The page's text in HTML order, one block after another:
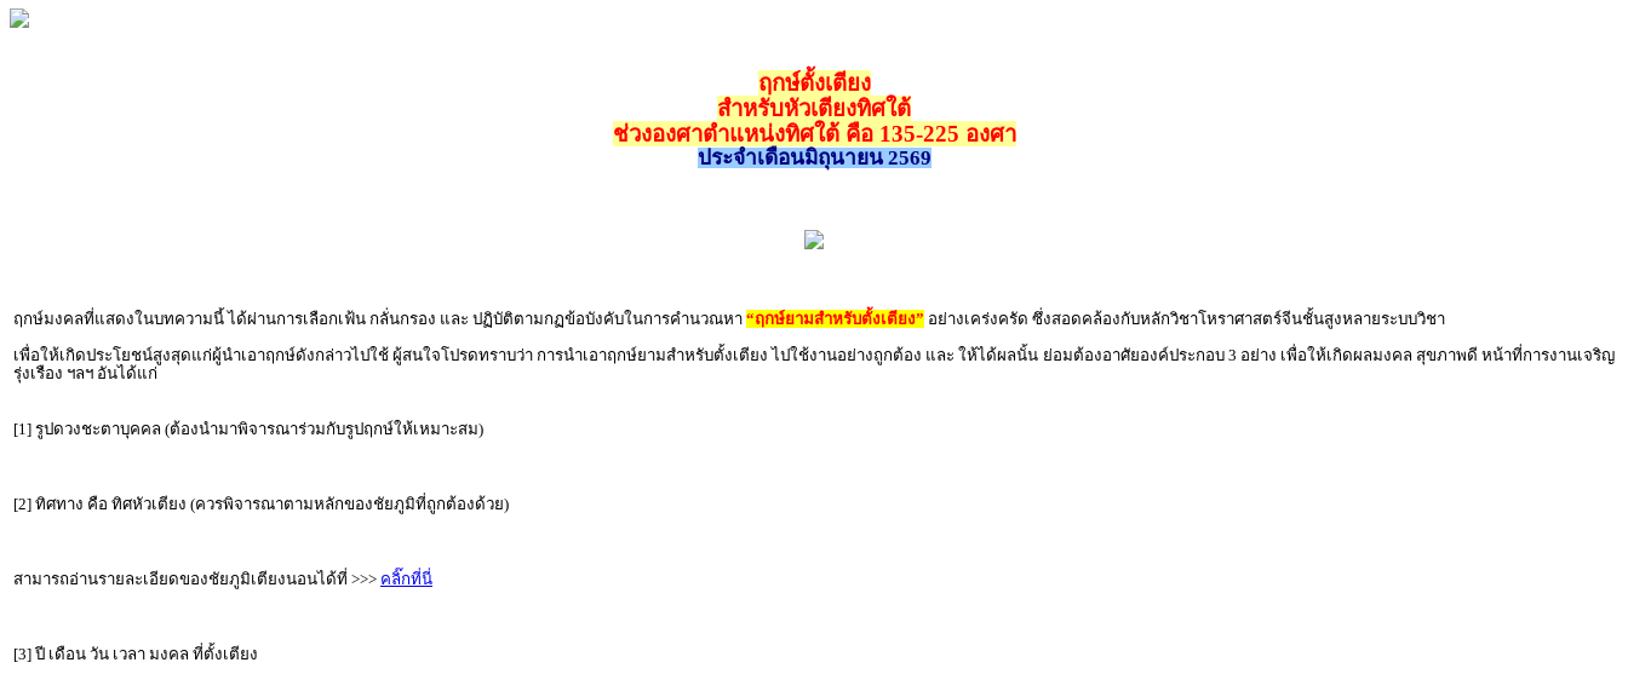
ฤกษ์ตั้งเตียง
สำหรับหัวเตียงทิศใต้
ช่วงองศาตำแหน่งทิศใต้ คือ 135-225 องศา
ประจำเดือนมิถุนายน 2569
ฤกษ์มงคลที่แสดงในบทความนี้ ได้ผ่านการเลือกเฟ้น กลั่นกรอง และ ปฏิบัติตามกฏข้อบังคับในการคำนวณหา “ฤกษ์ยามสำหรับตั้งเตียง” อย่างเคร่งครัด ซึ่งสอดคล้องกับหลักวิชาโหราศาสตร์จีนชั้นสูงหลายระบบวิชา
เพื่อให้เกิดประโยชน์สูงสุดแก่ผู้นำเอาฤกษ์ดังกล่าวไปใช้ ผู้สนใจโปรดทราบว่า การนำเอาฤกษ์ยามสำหรับตั้งเตียง ไปใช้งานอย่างถูกต้อง และ ให้ได้ผลนั้น ย่อมต้องอาศัยองค์ประกอบ 3 อย่าง เพื่อให้เกิดผลมงคล สุขภาพดี หน้าที่การงานเจริญ
รุ่งเรือง ฯลฯ อันได้แก่
[1] รูปดวงชะตาบุคคล (ต้องนำมาพิจารณาร่วมกับรูปฤกษ์ให้เหมาะสม)
[2] ทิศทาง คือ ทิศหัวเตียง (ควรพิจารณาตามหลักของชัยภูมิที่ถูกต้องด้วย)
สามารถอ่านรายละเอียดของชัยภูมิเตียงนอนได้ที่ >>> คลิ๊กที่นี่
[3] ปี เดือน วัน เวลา มงคล ที่ตั้งเตียง